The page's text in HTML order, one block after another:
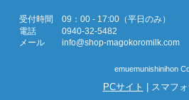
受付時間
09：00 - 17:00（平日のみ）
電話
0940-32-5482
メール
info@shop-magokoromilk.com
emuemunishinihon
PCサイト | スマフ